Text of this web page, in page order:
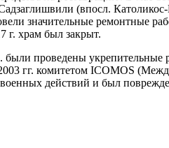
(впосл.
значительные ремонтные
г. храм был закрыт.
проведены укрепительные
гг. комитетом ICOMOS
действий и был